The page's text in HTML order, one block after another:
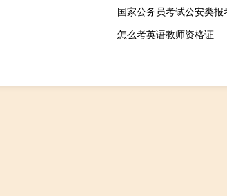
国家公务员考试公安类报
怎么考英语教师资格证